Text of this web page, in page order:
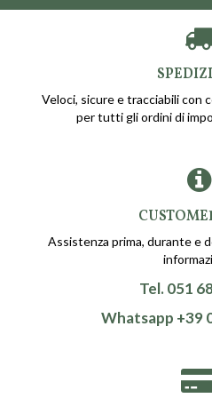
Veloci, sicure e tracciabili con
per tutti gli ordini di
Assistenza prima, durante e
Tel. 051
Whatsapp +39